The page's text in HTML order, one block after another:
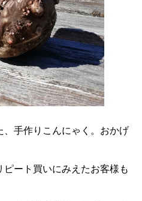
手作りこんにゃく。おかげ
ート買いにみえたお客様も